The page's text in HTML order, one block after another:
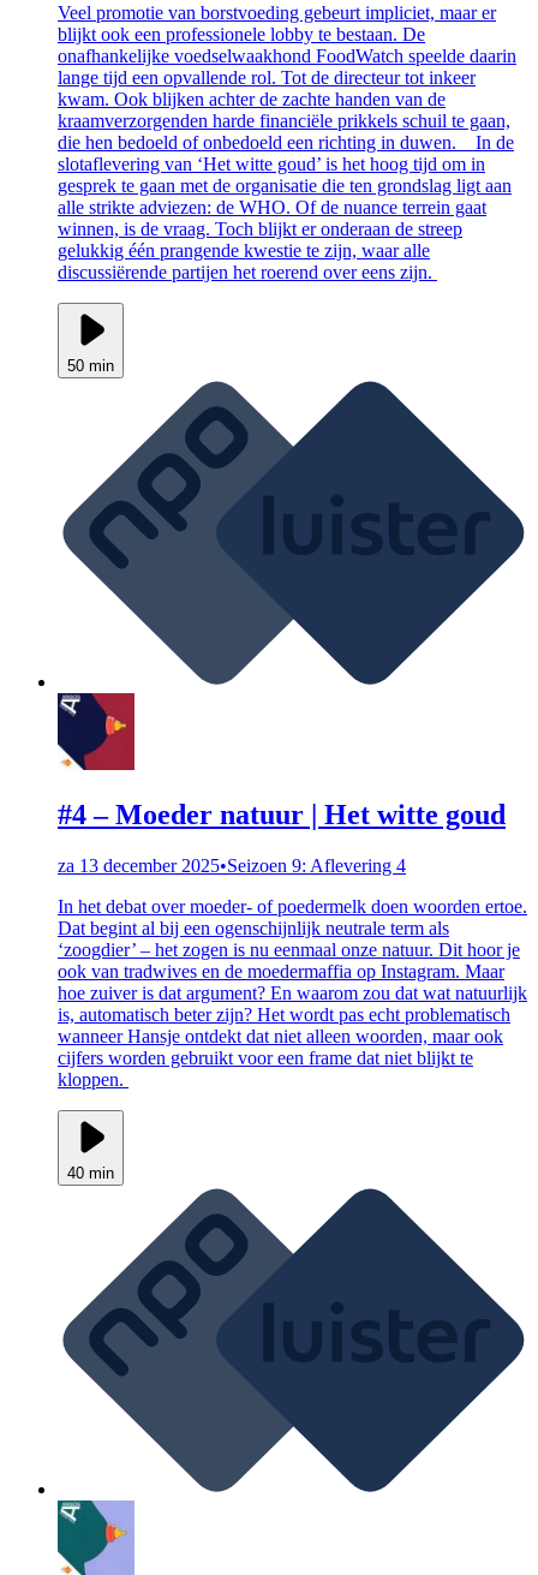
Veel promotie van borstvoeding gebeurt impliciet, maar er
blijkt ook een professionele lobby te bestaan. De
onafhankelijke voedselwaakhond FoodWatch speelde daarin
lange tijd een opvallende rol. Tot de directeur tot inkeer
kwam. Ook blijken achter de zachte handen van de
kraamverzorgenden harde financiële prikkels schuil te gaan,
die hen bedoeld of onbedoeld een richting in duwen. In de
slotaflevering van ‘Het witte goud’ is het hoog tijd om in
gesprek te gaan met de organisatie die ten grondslag ligt aan
alle strikte adviezen: de WHO. Of de nuance terrein gaat
winnen, is de vraag. Toch blijkt er onderaan de streep
gelukkig één prangende kwestie te zijn, waar alle
discussiërende partijen het roerend over eens zijn.
50 min
#4 – Moeder natuur | Het witte goud
za 13 december 2025•Seizoen 9: Aflevering 4
In het debat over moeder- of poedermelk doen woorden ertoe.
Dat begint al bij een ogenschijnlijk neutrale term als
‘zoogdier’ – het zogen is nu eenmaal onze natuur. Dit hoor je
ook van tradwives en de moedermaffia op Instagram. Maar
hoe zuiver is dat argument? En waarom zou dat wat natuurlijk
is, automatisch beter zijn? Het wordt pas echt problematisch
wanneer Hansje ontdekt dat niet alleen woorden, maar ook
cijfers worden gebruikt voor een frame dat niet blijkt te
kloppen.
40 min